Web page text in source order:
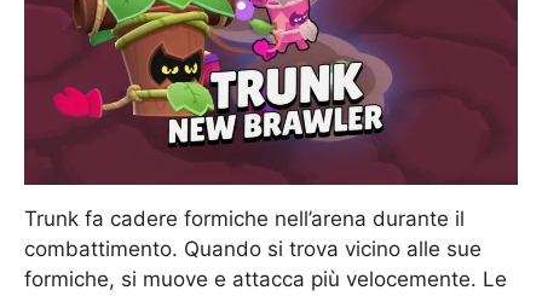
Trunk fa cadere formiche nell’arena durante il
combattimento. Quando si trova vicino alle sue
formiche, si muove e attacca più velocemente. Le